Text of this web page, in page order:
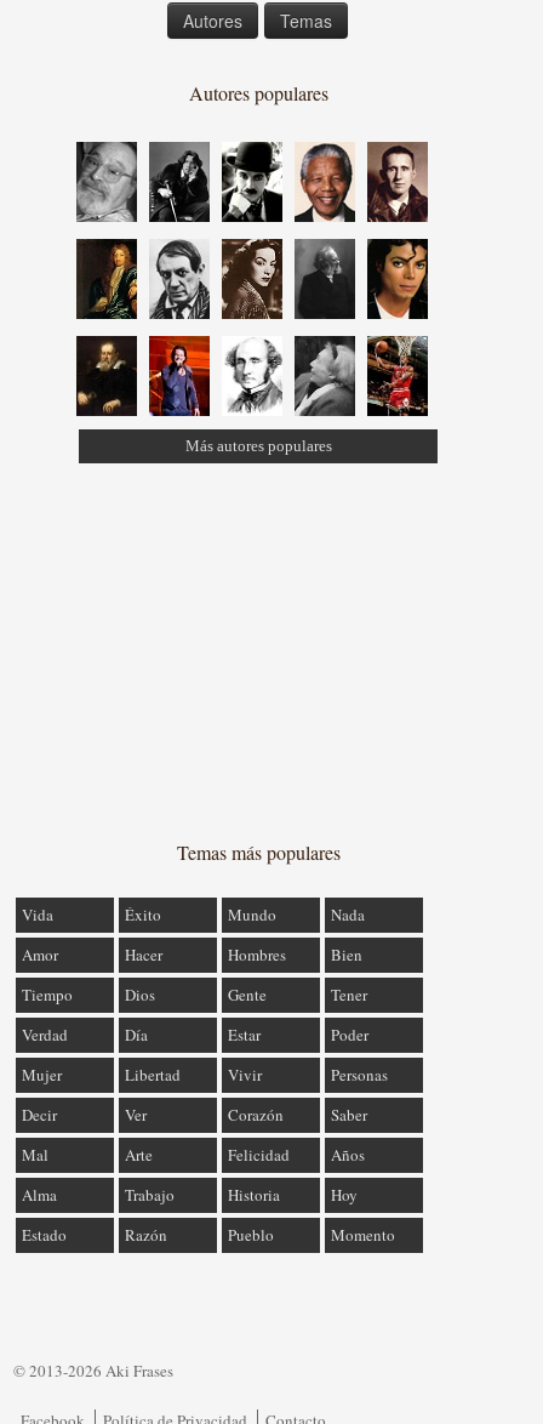
Autores Temas
Autores populares
Más autores populares
Temas más populares
Vida Éxito Mundo
Nada
Amor
Hacer Hombres
Bien
Tiempo
Dios Gente
Tener
Verdad
Día Estar
Poder
Mujer
Libertad Vivir
Personas
Decir
Ver Corazón
Saber
Mal
Arte Felicidad
Años
Alma
Trabajo Historia
Hoy
Estado
Razón Pueblo Momento
© 2013-2026 Aki Frases